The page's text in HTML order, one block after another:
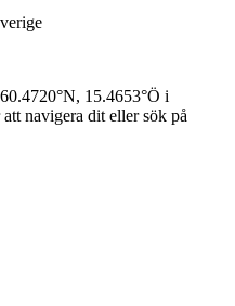
60.4720°N, 15.4653°Ö i
navigera dit eller sök på